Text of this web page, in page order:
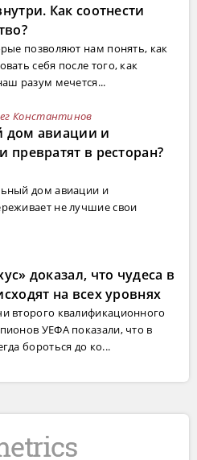
Как соотнести
позволяют нам понять, как
себя после того, как
разум мечется...
Константинов
дом авиации и
превратят в ресторан?
дом авиации и
не лучшие свои
доказал, что чудеса в
на всех уровнях
второго квалификационного
УЕФА показали, что в
бороться до ко...